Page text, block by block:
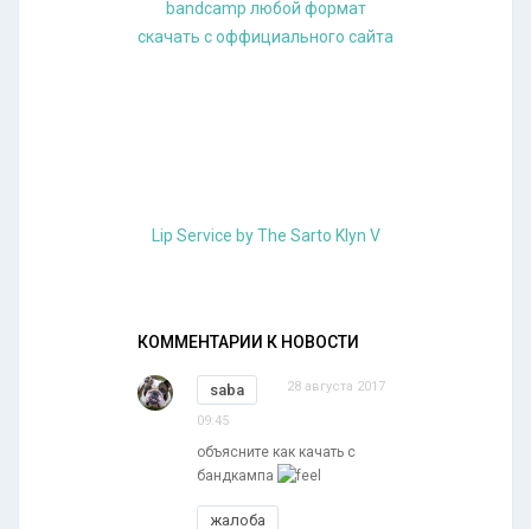
bandcamp любой формат
скачать с оффициального сайта
Lip Service by The Sarto Klyn V
КОММЕНТАРИИ К НОВОСТИ
saba 28 августа 2017
09:45
объясните как качать с
бандкампа
жалоба